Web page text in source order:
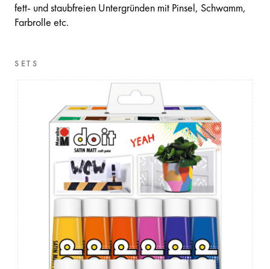
fett- und staubfreien Untergründen mit Pinsel, Schwamm,
Farbrolle etc.
SETS